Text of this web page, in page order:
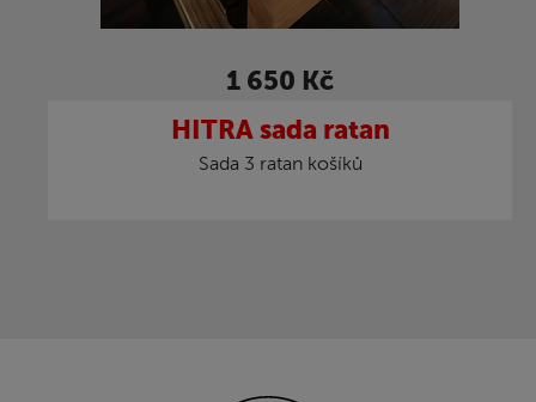
1 650 Kč
HITRA sada ratan
Sada 3 ratan košíků